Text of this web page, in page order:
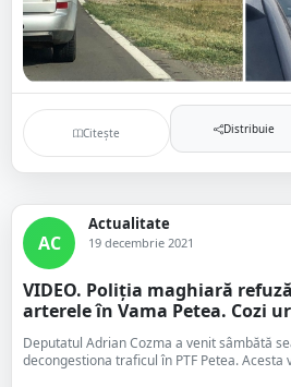
Citește Distribuie
AC
Actualitate
19 decembrie 2021
VIDEO. Poliția maghiară
arterele în Vama Petea. Cozi
Deputatul Adrian Cozma a venit sâmbătă
decongestiona traficul în PTF Petea.